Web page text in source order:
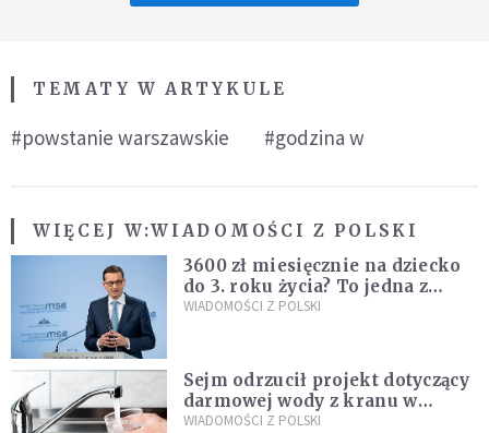
TEMATY W ARTYKULE
#powstanie warszawskie #godzina w
WIĘCEJ W:WIADOMOŚCI Z POLSKI
3600 zł miesięcznie na dziecko
do 3. roku życia? To jedna z
propozycji programu "Rozwój
WIADOMOŚCI Z POLSKI
Sejm odrzucił projekt dotyczący
darmowej wody z kranu w
restauracjach
WIADOMOŚCI Z POLSKI